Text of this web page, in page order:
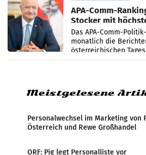
APA-Comm-
Stocker mit
im Juli
Das APA-Comm-
monatlich die
österreichischen
analysiert, welche
Meistgelesene
Personalwechsel im Marketing von
Österreich und Rewe Großhandel
ORF: Pig legt Personalliste vor